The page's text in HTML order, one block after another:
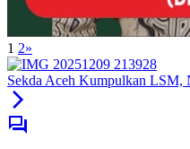
1 2»
Sekda Aceh Kumpulkan LSM,